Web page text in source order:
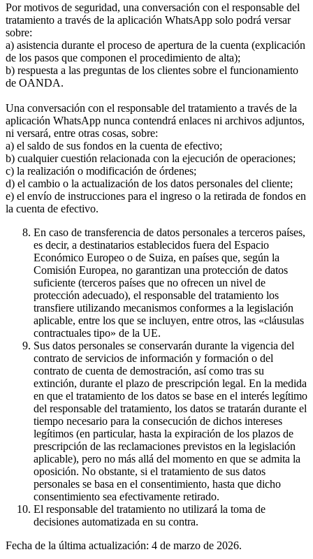
Por motivos de seguridad, una conversación con el responsable del
tratamiento a través de la aplicación WhatsApp solo podrá versar
sobre:
a) asistencia durante el proceso de apertura de la cuenta (explicación
de los pasos que componen el procedimiento de alta);
b) respuesta a las preguntas de los clientes sobre el funcionamiento
de OANDA.
Una conversación con el responsable del tratamiento a través de la
aplicación WhatsApp nunca contendrá enlaces ni archivos adjuntos,
ni versará, entre otras cosas, sobre:
a) el saldo de sus fondos en la cuenta de efectivo;
b) cualquier cuestión relacionada con la ejecución de operaciones;
c) la realización o modificación de órdenes;
d) el cambio o la actualización de los datos personales del cliente;
e) el envío de instrucciones para el ingreso o la retirada de fondos en
la cuenta de efectivo.
En caso de transferencia de datos personales a terceros países,
es decir, a destinatarios establecidos fuera del Espacio
Económico Europeo o de Suiza, en países que, según la
Comisión Europea, no garantizan una protección de datos
suficiente (terceros países que no ofrecen un nivel de
protección adecuado), el responsable del tratamiento los
transfiere utilizando mecanismos conformes a la legislación
aplicable, entre los que se incluyen, entre otros, las «cláusulas
contractuales tipo» de la UE.
Sus datos personales se conservarán durante la vigencia del
contrato de servicios de información y formación o del
contrato de cuenta de demostración, así como tras su
extinción, durante el plazo de prescripción legal. En la medida
en que el tratamiento de los datos se base en el interés legítimo
del responsable del tratamiento, los datos se tratarán durante el
tiempo necesario para la consecución de dichos intereses
legítimos (en particular, hasta la expiración de los plazos de
prescripción de las reclamaciones previstos en la legislación
aplicable), pero no más allá del momento en que se admita la
oposición. No obstante, si el tratamiento de sus datos
personales se basa en el consentimiento, hasta que dicho
consentimiento sea efectivamente retirado.
El responsable del tratamiento no utilizará la toma de
decisiones automatizada en su contra.
Fecha de la última actualización: 4 de marzo de 2026.